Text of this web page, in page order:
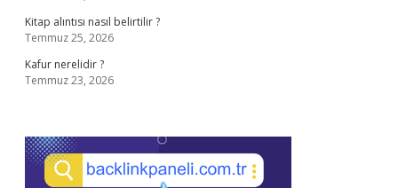
Kitap alıntısı nasıl belirtilir ?
Temmuz 25, 2026
Kafur nerelidir ?
Temmuz 23, 2026